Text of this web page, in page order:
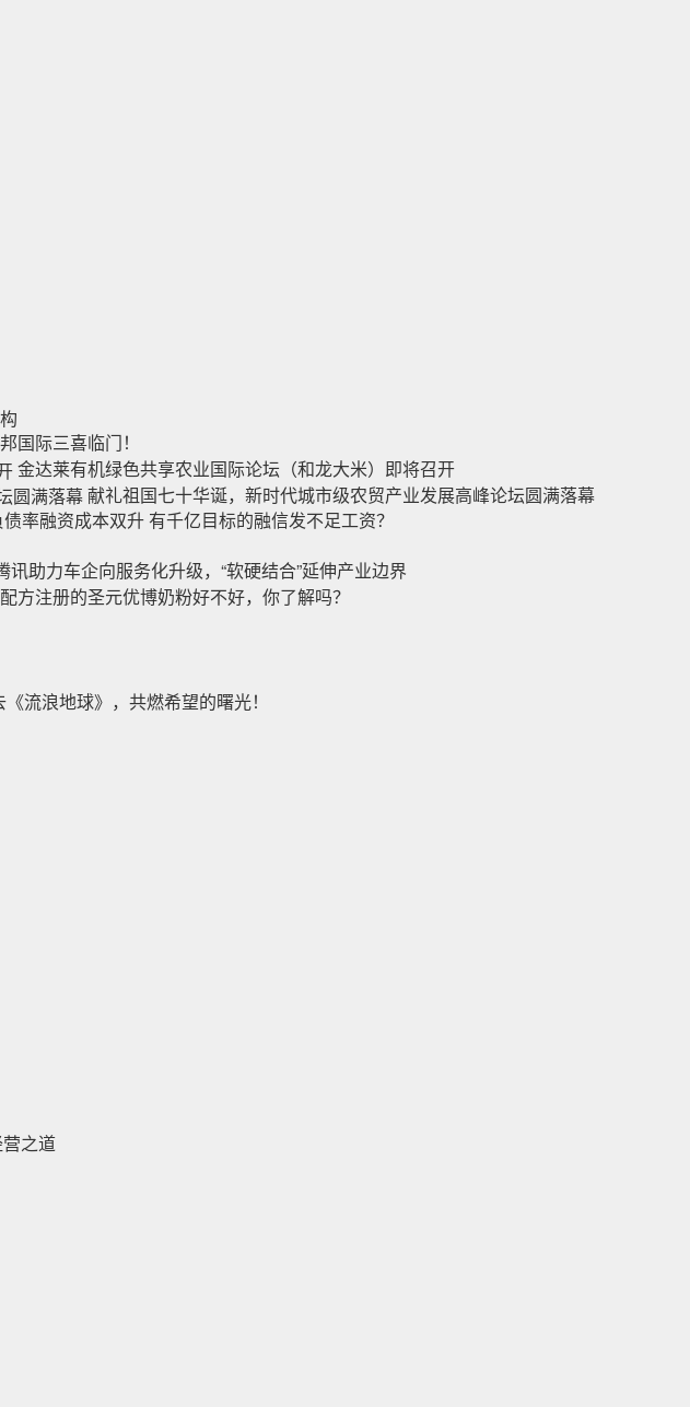
国际三喜临门！
金达莱有机绿色共享农业国际论坛（和龙大米）即将召开
献礼祖国七十华诞，新时代城市级农贸产业发展高峰论坛圆满落幕
债率融资成本双升 有千亿目标的融信发不足工资？
讯助力车企向服务化升级，“软硬结合”延伸产业边界
方注册的圣元优博奶粉好不好，你了解吗？
《流浪地球》，共燃希望的曙光！
之道